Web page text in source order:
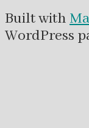
Built with
WordPress